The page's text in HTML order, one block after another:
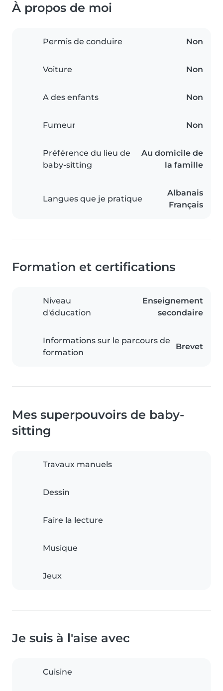
À propos de moi
Permis de conduire Non
Voiture Non
A des enfants Non
Fumeur Non
Préférence du lieu de
baby-sitting
Au domicile de
la famille
Langues que je pratique
Albanais
Français
Formation et certifications
Niveau
d'éducation
Enseignement
secondaire
Informations sur le parcours de
formation
Brevet
Mes superpouvoirs de baby-
sitting
Travaux manuels
Dessin
Faire la lecture
Musique
Jeux
Je suis à l'aise avec
Cuisine